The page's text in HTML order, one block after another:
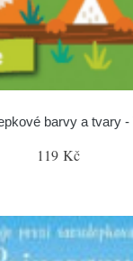
barvy a tvary -
119 Kč